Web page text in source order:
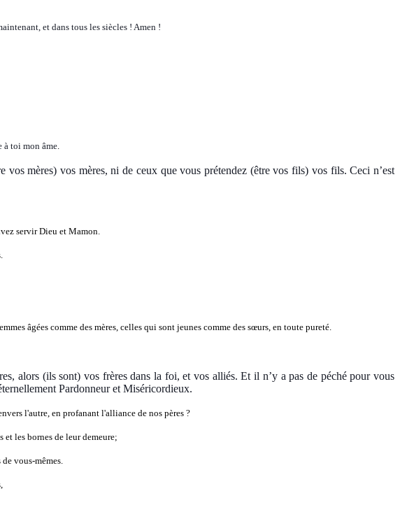
et dans tous les siècles ! Amen !
à toi mon âme.
mères) vos mères, ni de ceux que vous prétendez (être vos fils) vos fils. Ceci n’est
servir Dieu et Mamon.
âgées comme des mères, celles qui sont jeunes comme des sœurs, en toute pureté.
alors (ils sont) vos frères dans la foi, et vos alliés. Et il n’y a pas de péché pour vous
Pardonneur et Miséricordieux.
l'autre, en profanant l'alliance de nos pères ?
et les bornes de leur demeure;
vous-mêmes.